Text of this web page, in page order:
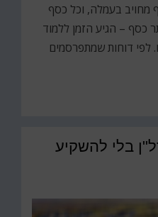
מחויב בעמלה, וכל כסף
כסף – הגיע הזמן ללמוד
לפי דוחות שמתפרסמים
בלי להשקיע